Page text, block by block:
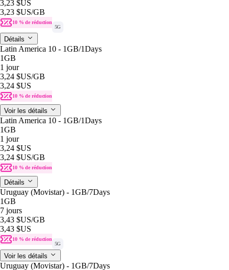
3,23 $US
3,23 $US/GB
10 % de réduction
5G
Détails
Latin America 10 - 1GB/1Days
1GB
1 jour
3,24 $US/GB
3,24 $US
10 % de réduction
Voir les détails
Latin America 10 - 1GB/1Days
1GB
1 jour
3,24 $US
3,24 $US/GB
10 % de réduction
Détails
Uruguay (Movistar) - 1GB/7Days
1GB
7 jours
3,43 $US/GB
3,43 $US
10 % de réduction
5G
Voir les détails
Uruguay (Movistar) - 1GB/7Days